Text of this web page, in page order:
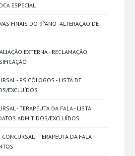
ESPECIAL
FINAIS DO 9ºANO- ALTERAÇÃO DE
EXTERNA - RECLAMAÇÃO,
- PSICÓLOGOS - LISTA DE
EXCLUÍDOS
- TERAPEUTA DA FALA - LISTA
ADMITIDOS/EXCLUÍDOS
- TERAPEUTA DA FALA -